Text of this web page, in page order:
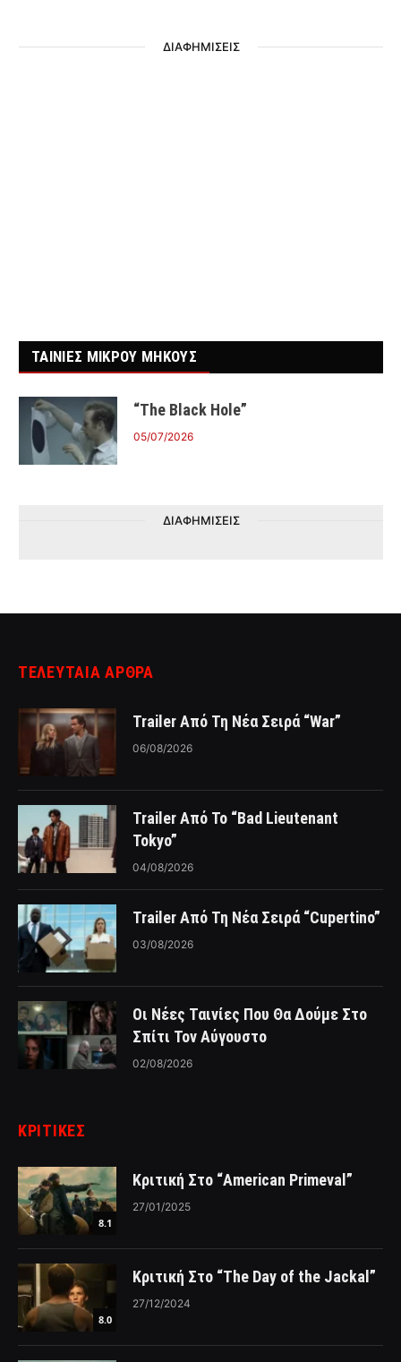
ΔΙΑΦΗΜΙΣΕΙΣ
ΤΑΙΝΙΕΣ ΜΙΚΡΟΥ ΜΗΚΟΥΣ
“The Black Hole”
05/07/2026
ΔΙΑΦΗΜΙΣΕΙΣ
ΤΕΛΕΥΤΑΙΑ ΑΡΘΡΑ
Trailer Από Τη Νέα Σειρά “War”
06/08/2026
Trailer Από Το “Bad Lieutenant
Tokyo”
04/08/2026
Trailer Από Τη Νέα Σειρά “Cupertino”
03/08/2026
Οι Νέες Ταινίες Που Θα Δούμε Στο
Σπίτι Τον Αύγουστο
02/08/2026
ΚΡΙΤΙΚΈΣ
8.1
Κριτική Στο “American Primeval”
27/01/2025
8.0
Κριτική Στο “The Day of the Jackal”
27/12/2024